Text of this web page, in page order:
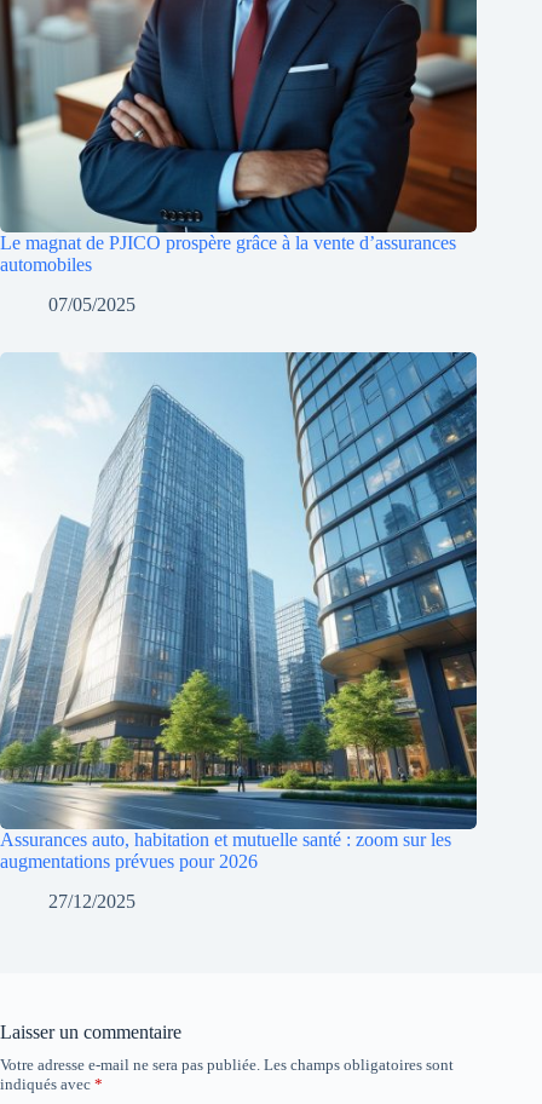
Le magnat de PJICO prospère grâce à la vente d’assurances
automobiles
07/05/2025
Assurances auto, habitation et mutuelle santé : zoom sur les
augmentations prévues pour 2026
27/12/2025
Laisser un commentaire
Votre adresse e-mail ne sera pas publiée. Les champs obligatoires sont
indiqués avec *